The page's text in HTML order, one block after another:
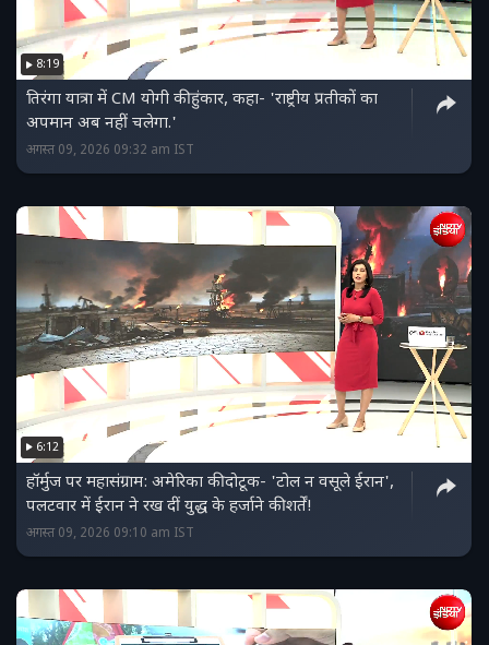
8:19
तिरंगा यात्रा में CM योगी की हुंकार, कहा- 'राष्ट्रीय प्रतीकों का
अपमान अब नहीं चलेगा.'
अगस्त 09, 2026 09:32 am IST
6:12
हॉर्मुज पर महासंग्राम: अमेरिका की दोटूक- 'टोल न वसूले ईरान',
पलटवार में ईरान ने रख दीं युद्ध के हर्जाने की शर्तें!
अगस्त 09, 2026 09:10 am IST